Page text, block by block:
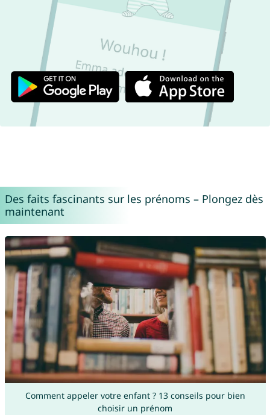
Des faits fascinants sur les prénoms – Plongez dès
maintenant
Comment appeler votre enfant ? 13 conseils pour bien
choisir un prénom